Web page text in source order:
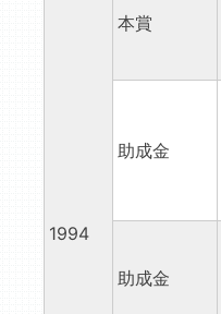
1994
本賞
助成金
助成金